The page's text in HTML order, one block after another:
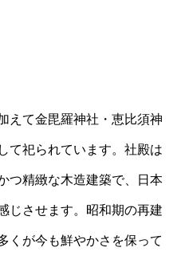
えて金毘羅神社・恵比須神
て祀られています。社殿は
つ精緻な木造建築で、日本
じさせます。昭和期の再建
くが今も鮮やかさを保って